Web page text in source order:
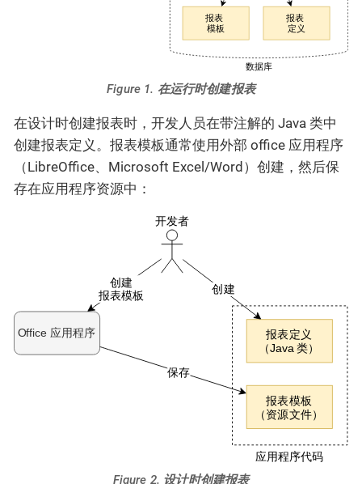
Figure 1. 在运行时创建报表
在设计时创建报表时，开发人员在带注解的 Java 类中
创建报表定义。报表模板通常使用外部 office 应用程序
（LibreOffice、Microsoft Excel/Word）创建，然后保
存在应用程序资源中：
Figure 2. 设计时创建报表